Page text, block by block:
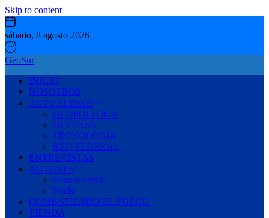
Skip to content
sábado, 8 agosto 2026
GeoSur
INICIO
NOSOTROS
ACTUALIDAD
GEOPOLITICA
DEFENSA
TECNOLOGÍA
RED FEDERAL
ENTREVISTAS
AUTORES
Franco Petrili
Wally
COMBATIENDO EL FUEGO
TIENDA